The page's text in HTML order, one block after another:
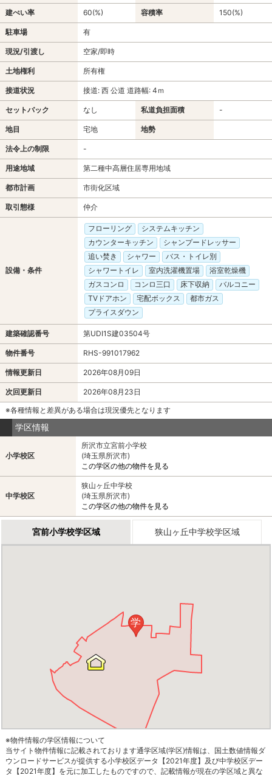
建ぺい率 60(%) 容積率 150(%)
駐車場 有
現況/引渡し 空家/即時
土地権利 所有権
接道状況 接道: 西 公道 道路幅: 4ｍ
セットバック なし 私道負担面積 -
地目 宅地 地勢
法令上の制限 -
用途地域 第二種中高層住居専用地域
都市計画 市街化区域
取引態様 仲介
設備・条件
フローリング
システムキッチン
カウンターキッチン
シャンプードレッサー
追い焚き
シャワー
バス・トイレ別
シャワートイレ
室内洗濯機置場
浴室乾燥機
ガスコンロ
コンロ三口 床下収納
バルコニー
TVドアホン
宅配ボックス
都市ガス
プライスダウン
建築確認番号 第UDI1S建03504号
物件番号 RHS-991017962
情報更新日 2026年08月09日
次回更新日
2026年08月23日
※各種情報と差異がある場合は現況優先となります
学区情報
小学校区
所沢市立宮前小学校
(埼玉県所沢市)
この学区の他の物件を見る
中学校区
狭山ヶ丘中学校
(埼玉県所沢市)
この学区の他の物件を見る
宮前小学校学区域 狭山ヶ丘中学校学区域
学
※物件情報の学区情報について
当サイト物件情報に記載されております通学区域(学区)情報は、国土数値情報ダ
ウンロードサービスが提供する小学校区データ【2021年度】及び中学校区デー
タ【2021年度】を元に加工したものですので、記載情報が現在の学区域と異な